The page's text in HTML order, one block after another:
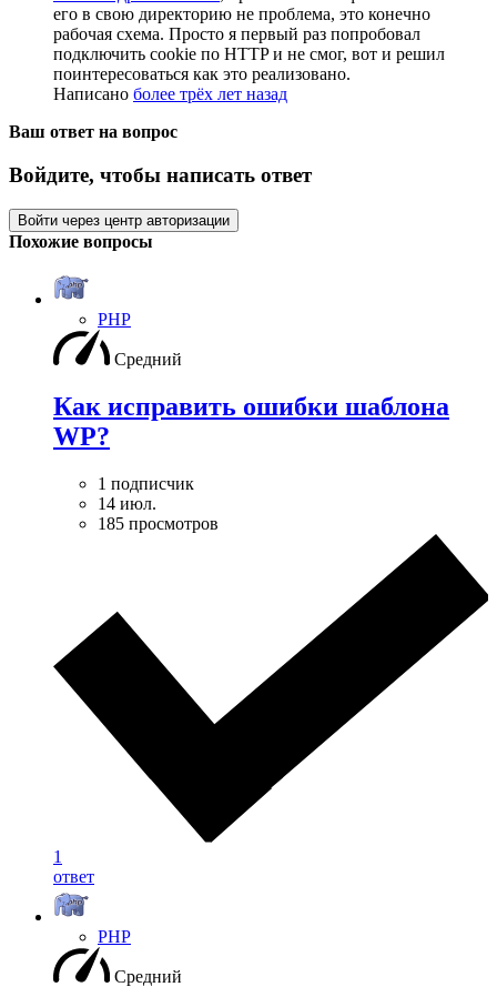
его в свою директорию не проблема, это конечно
рабочая схема. Просто я первый раз попробовал
подключить cookie по HTTP и не смог, вот и решил
поинтересоваться как это реализовано.
Написано более трёх лет назад
Ваш ответ на вопрос
Войдите, чтобы написать ответ
Войти через центр авторизации
Похожие вопросы
PHP
Средний
Как исправить ошибки шаблона
WP?
1 подписчик
14 июл.
185 просмотров
1
ответ
PHP
Средний